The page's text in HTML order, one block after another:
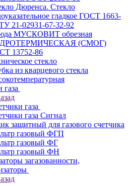
Дюренса. Стекло
гладкое ГОСТ 1663-
21-02931-67-32-92
МУСКОВИТ обрезная
(СМОГ)
13752-86
стекло
из кварцевого стекла
газа
газа
газа Сигнал
защитный для газового счетчика
газовый ФГП
газовый ФГ
газовый ФН
загазованности,